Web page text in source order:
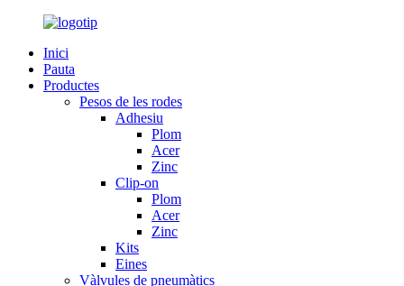
Inici
Pauta
Productes
Pesos de les rodes
Adhesiu
Plom
Acer
Zinc
Clip-on
Plom
Acer
Zinc
Kits
Eines
Vàlvules de pneumàtics